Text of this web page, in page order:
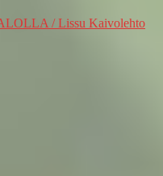
/ Lissu Kaivolehto